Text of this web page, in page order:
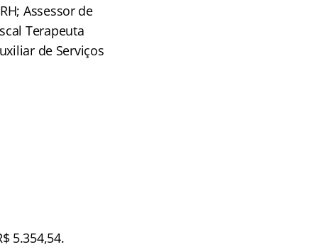
Assessor de
Terapeuta
de Serviços
5.354,54.